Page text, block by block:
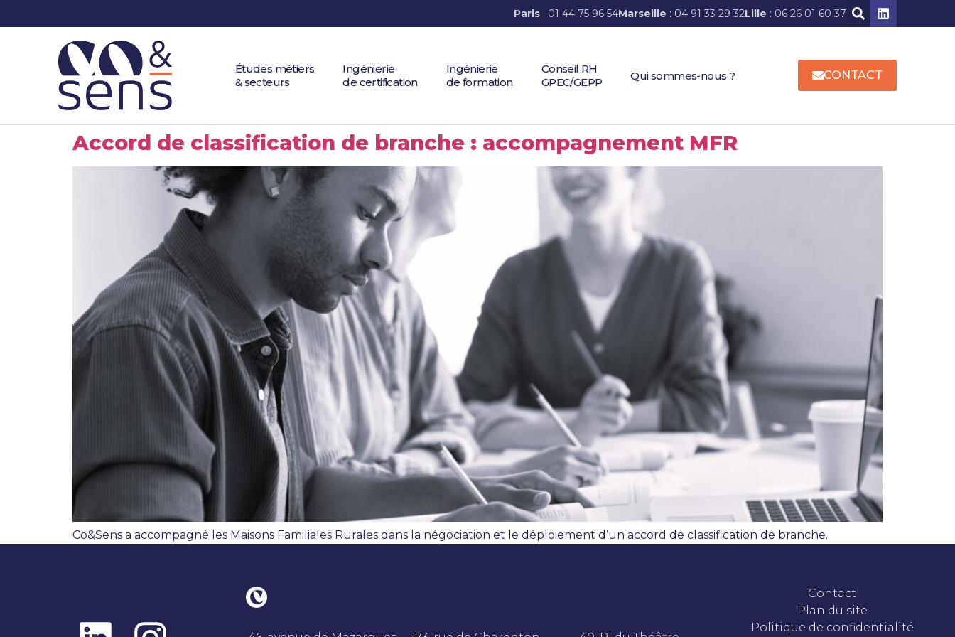
Paris : 01 44 75 96 54Marseille : 04 91 33 29 32Lille : 06 26 01 60 37
Études métiers
& secteurs
Ingénierie
de certification
Ingénierie
de formation
Conseil RH
GPEC/GEPP
Qui sommes-nous ? CONTACT
Accord de classification de branche : accompagnement MFR
Co&Sens a accompagné les Maisons Familiales Rurales dans la négociation et le déploiement d’un accord de classification de branche.
Contact
Plan du site
Politique de confidentialité